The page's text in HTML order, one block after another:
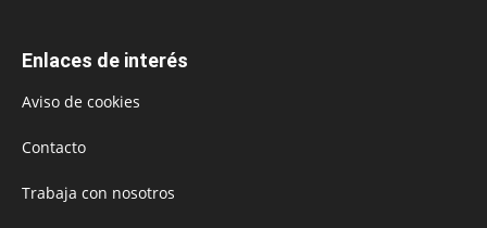
Enlaces de interés
Aviso de cookies
Contacto
Trabaja con nosotros